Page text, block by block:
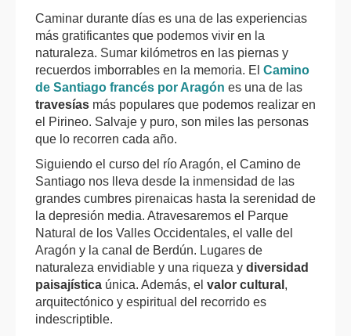
Caminar durante días es una de las experiencias
más gratificantes que podemos vivir en la
naturaleza. Sumar kilómetros en las piernas y
recuerdos imborrables en la memoria. El Camino
de Santiago francés por Aragón es una de las
travesías más populares que podemos realizar en
el Pirineo. Salvaje y puro, son miles las personas
que lo recorren cada año.
Siguiendo el curso del río Aragón, el Camino de
Santiago nos lleva desde la inmensidad de las
grandes cumbres pirenaicas hasta la serenidad de
la depresión media. Atravesaremos el Parque
Natural de los Valles Occidentales, el valle del
Aragón y la canal de Berdún. Lugares de
naturaleza envidiable y una riqueza y diversidad
paisajística única. Además, el valor cultural ,
arquitectónico y espiritual del recorrido es
indescriptible.